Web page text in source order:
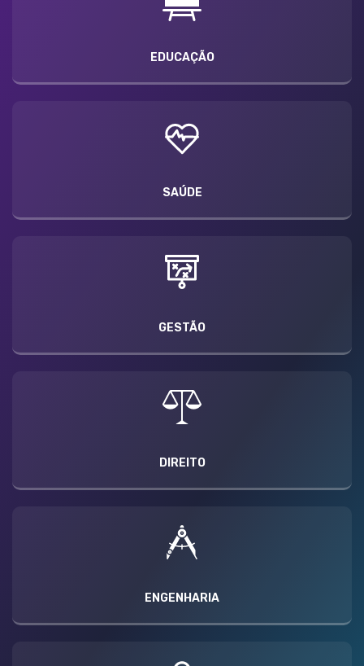
EDUCAÇÃO
SAÚDE
GESTÃO
DIREITO
ENGENHARIA